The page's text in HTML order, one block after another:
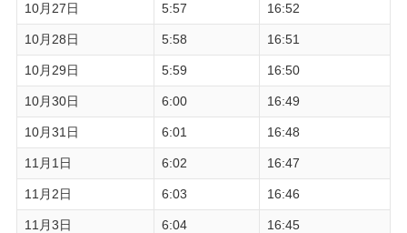
10月27日 5:57 16:52
10月28日 5:58 16:51
10月29日 5:59 16:50
10月30日 6:00 16:49
10月31日 6:01 16:48
11月1日 6:02 16:47
11月2日 6:03 16:46
11月3日 6:04 16:45